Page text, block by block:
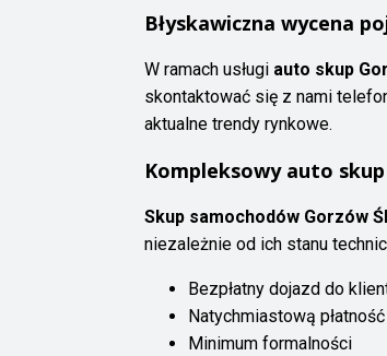
Błyskawiczna wycena
W ramach usługi auto skup
skontaktować się z nami
aktualne trendy rynkowe.
Kompleksowy auto
Skup samochodów Gorzów
niezależnie od ich stanu
Bezpłatny dojazd do
Natychmiastową
Minimum formalności